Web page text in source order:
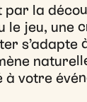
par la
le jeu, une
s’adapte
à votre